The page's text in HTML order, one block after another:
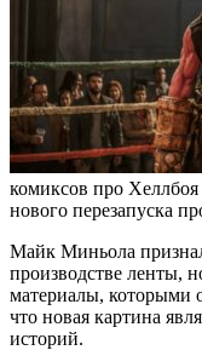
комиксов про
нового перезапуска
Майк Миньола
производстве ленты,
материалы, которыми
что новая картина
историй.